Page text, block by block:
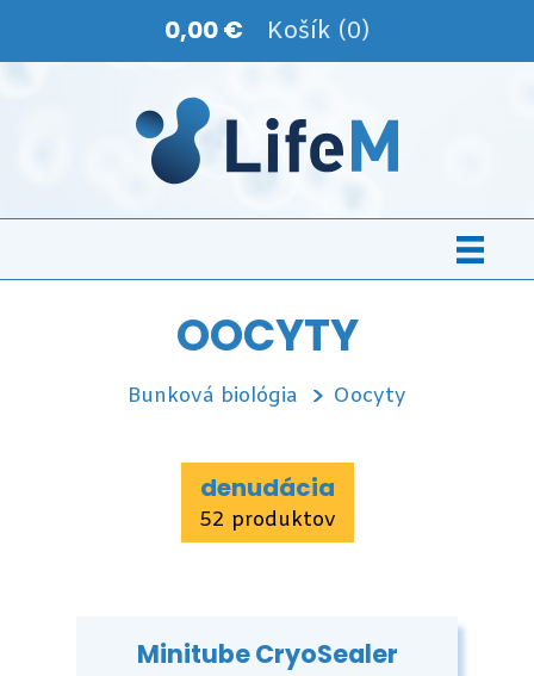
0,00 € Košík (0)
OOCYTY
Bunková biológia Oocyty
denudácia
52 produktov
Minitube CryoSealer